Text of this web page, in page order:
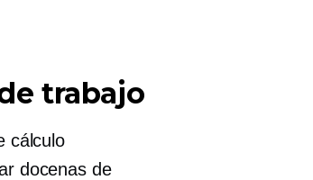
trabajo
cálculo
docenas de